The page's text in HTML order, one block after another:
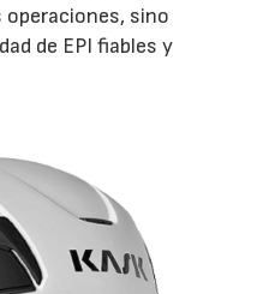
sino
de EPI fiables y